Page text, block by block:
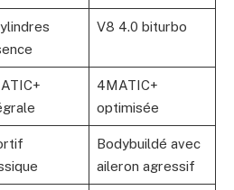
V8 4.0 biturbo
4MATIC+
optimisée
Bodybuildé avec
aileron agressif